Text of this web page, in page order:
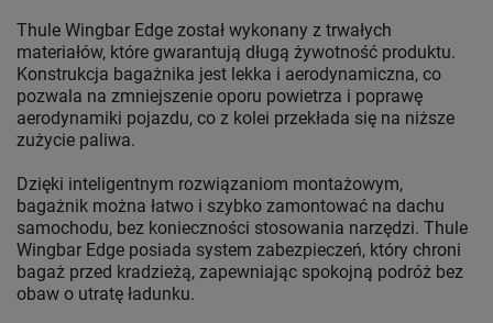
Thule Wingbar Edge został wykonany z trwałych
materiałów, które gwarantują długą żywotność produktu.
Konstrukcja bagażnika jest lekka i aerodynamiczna, co
pozwala na zmniejszenie oporu powietrza i poprawę
aerodynamiki pojazdu, co z kolei przekłada się na niższe
zużycie paliwa.
Dzięki inteligentnym rozwiązaniom montażowym,
bagażnik można łatwo i szybko zamontować na dachu
samochodu, bez konieczności stosowania narzędzi. Thule
Wingbar Edge posiada system zabezpieczeń, który chroni
bagaż przed kradzieżą, zapewniając spokojną podróż bez
obaw o utratę ładunku.